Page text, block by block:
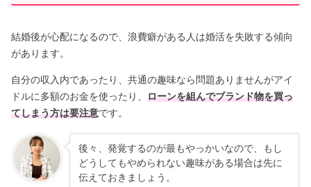
結婚後が心配になるので、浪費癖がある人は婚活を失敗する傾向
があります。
自分の収入内であったり、共通の趣味なら問題ありませんがアイ
ドルに多額のお金を使ったり、ローンを組んでブランド物を買っ
てしまう方は要注意です。
後々、発覚するのが最もやっかいなので、もし
どうしてもやめられない趣味がある場合は先に
伝えておきましょう。